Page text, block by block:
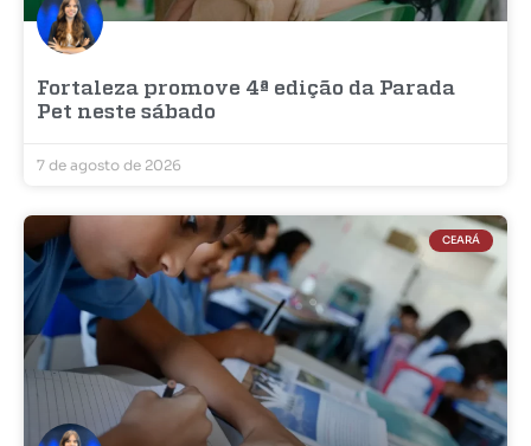
Fortaleza promove 4ª edição da Parada
Pet neste sábado
7 de agosto de 2026
CEARÁ